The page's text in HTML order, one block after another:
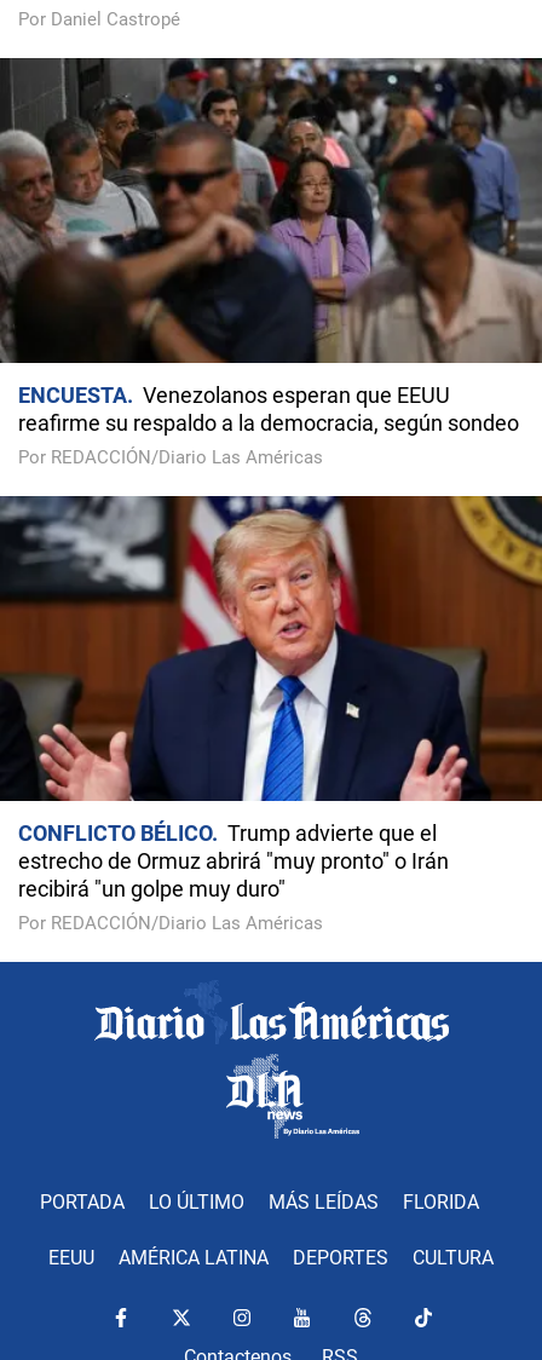
Por Daniel Castropé
ENCUESTA
Venezolanos esperan que EEUU
reafirme su respaldo a la democracia, según sondeo
Por REDACCIÓN/Diario Las Américas
CONFLICTO BÉLICO
Trump advierte que el
estrecho de Ormuz abrirá "muy pronto" o Irán
recibirá "un golpe muy duro"
Por REDACCIÓN/Diario Las Américas
PORTADA LO ÚLTIMO MÁS LEÍDAS FLORIDA
EEUU AMÉRICA LATINA DEPORTES CULTURA